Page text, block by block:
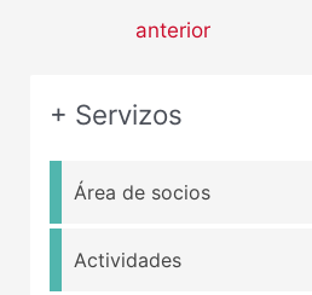
anterior
+ Servizos
Área de socios
Actividades